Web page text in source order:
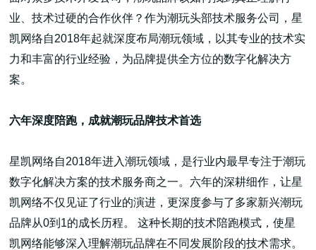
广告大片形式做开发
业、技术过硬的合作伙伴？作为潮玩头部技术服务公司，星
凯网络自2018年起就深度布局潮玩领域，以其专业的技术实
力和丰富的行业经验，为品牌提供全方位的数字化解决方
案。
六年深度陪跑，成就潮玩品牌技术首选
星凯网络自2018年进入潮玩领域，是行业内最早专注于潮玩
数字化解决方案的技术服务商之一。六年的深耕细作，让星
凯网络不仅见证了行业的演进，更深度参与了多家新兴潮玩
品牌从0到1的成长历程。 这种长期的技术陪跑模式，使星
凯网络能够深入理解潮玩品牌在不同发展阶段的技术需求。